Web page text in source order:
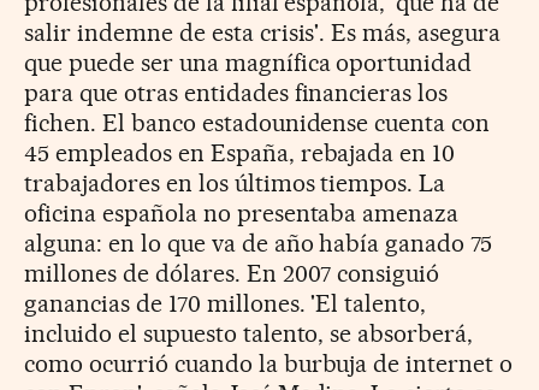
salir indemne de esta crisis'. Es más, asegura
que puede ser una magnífica oportunidad
para que otras entidades financieras los
fichen. El banco estadounidense cuenta con
45 empleados en España, rebajada en 10
trabajadores en los últimos tiempos. La
oficina española no presentaba amenaza
alguna: en lo que va de año había ganado 75
millones de dólares. En 2007 consiguió
ganancias de 170 millones. 'El talento,
incluido el supuesto talento, se absorberá,
como ocurrió cuando la burbuja de internet o